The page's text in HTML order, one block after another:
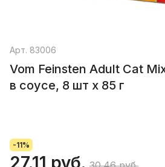
Арт. 83006
Vom Feinsten Adult Cat
в соусе, 8 шт х 85 г
-11%